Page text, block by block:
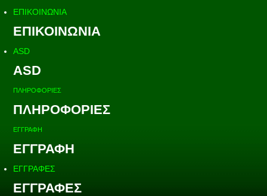
ΕΠΙΚΟΙΝΩΝΙΑ
ΕΠΙΚΟΙΝΩΝΙΑ
ASD
ASD
ΠΛΗΡΟΦΟΡΙΕΣ
ΠΛΗΡΟΦΟΡΙΕΣ
ΕΓΓΡΑΦΗ
ΕΓΓΡΑΦΗ
ΕΓΓΡΑΦΕΣ
ΕΓΓΡΑΦΕΣ